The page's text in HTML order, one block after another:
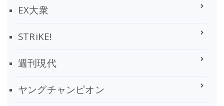
EX大衆
STRiKE!
週刊現代
ヤングチャンピオン